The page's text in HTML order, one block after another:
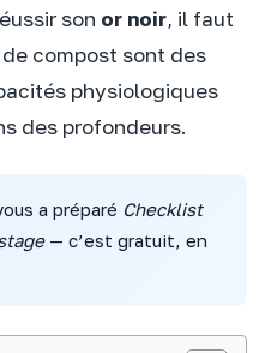
son or noir, il faut
compost sont des
physiologiques
des profondeurs.
a préparé Checklist
— c’est gratuit, en